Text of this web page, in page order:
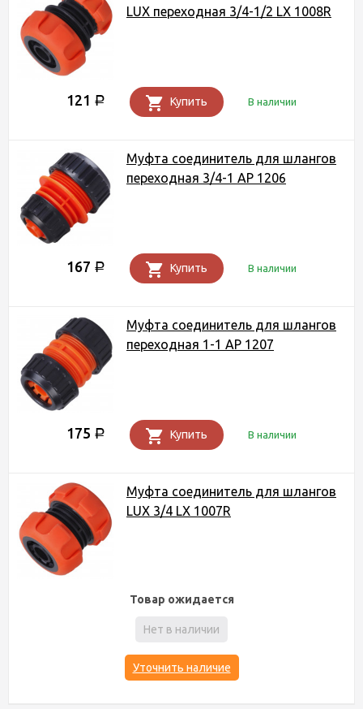
LUX переходная 3/4-1/2 LX 1008R
121 Р Купить В наличии
Муфта соединитель для шлангов
переходная 3/4-1 AP 1206
167 Р Купить В наличии
Муфта соединитель для шлангов
переходная 1-1 AP 1207
175 Р Купить В наличии
Муфта соединитель для шлангов
LUX 3/4 LX 1007R
Товар ожидается
Нет в наличии
Уточнить наличие